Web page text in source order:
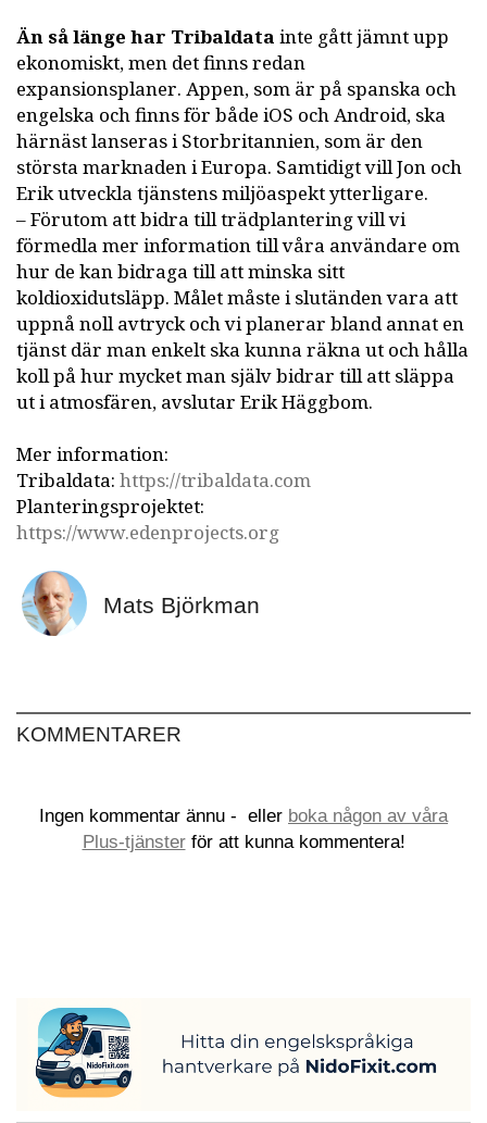
Än så länge har Tribaldata inte gått jämnt upp
ekonomiskt, men det finns redan
expansionsplaner. Appen, som är på spanska och
engelska och finns för både iOS och Android, ska
härnäst lanseras i Storbritannien, som är den
största marknaden i Europa. Samtidigt vill Jon och
Erik utveckla tjänstens miljöaspekt ytterligare.
– Förutom att bidra till trädplantering vill vi
förmedla mer information till våra användare om
hur de kan bidraga till att minska sitt
koldioxidutsläpp. Målet måste i slutänden vara att
uppnå noll avtryck och vi planerar bland annat en
tjänst där man enkelt ska kunna räkna ut och hålla
koll på hur mycket man själv bidrar till att släppa
ut i atmosfären, avslutar Erik Häggbom.
Mer information:
Tribaldata: https://tribaldata.com
Planteringsprojektet:
https://www.edenprojects.org
Mats Björkman
KOMMENTARER
Ingen kommentar ännu - eller boka någon av våra
Plus-tjänsterför att kunna kommentera!